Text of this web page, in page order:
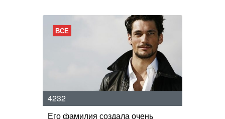
ВСЕ
4232
Его фамилия создала очень